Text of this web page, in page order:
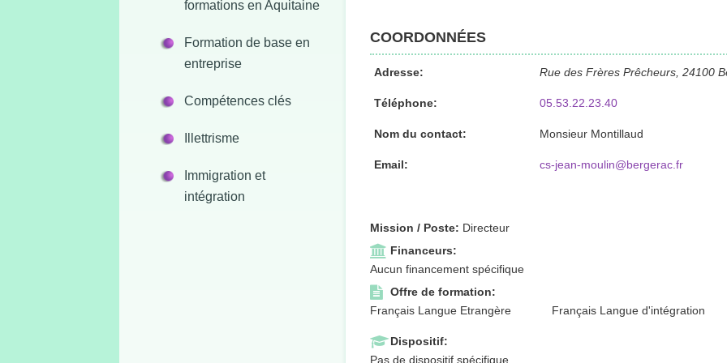
formations en Aquitaine
Formation de base en
entreprise
Compétences clés
Illettrisme
Immigration et
intégration
COORDONNÉES
Adresse: Rue des Frères Prêcheurs, 24100
Téléphone: 05.53.22.23.40
Nom du contact: Monsieur Montillaud
Email: cs-jean-moulin@bergerac.fr
Mission / Poste: Directeur
Financeurs:
Aucun financement spécifique
Offre de formation:
Français Langue Etrangère
Français Langue d'intégration
Dispositif:
Pas de dispositif spécifique